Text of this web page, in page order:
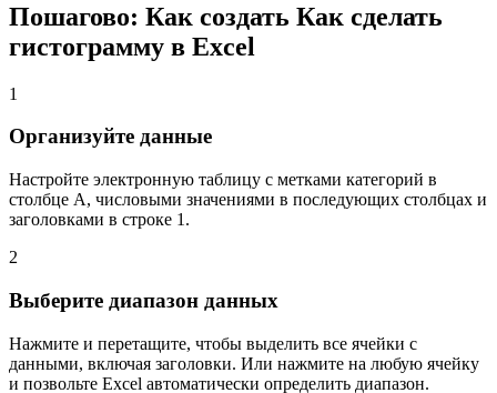
Пошагово: Как создать Как сделать
гистограмму в Excel
1
Организуйте данные
Настройте электронную таблицу с метками категорий в
столбце A, числовыми значениями в последующих столбцах и
заголовками в строке 1.
2
Выберите диапазон данных
Нажмите и перетащите, чтобы выделить все ячейки с
данными, включая заголовки. Или нажмите на любую ячейку
и позвольте Excel автоматически определить диапазон.